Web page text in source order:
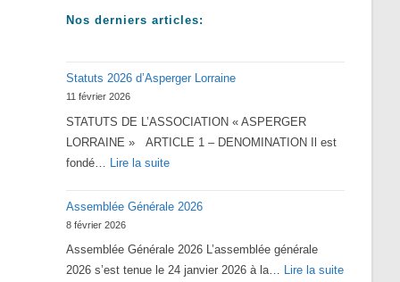
Nos derniers articles:
Statuts 2026 d’Asperger Lorraine
11 février 2026
STATUTS DE L’ASSOCIATION « ASPERGER
LORRAINE » ARTICLE 1 – DENOMINATION Il est
fondé… Lire la suite:
2026
Lorraine
Assemblée Générale 2026
8 février 2026
Assemblée Générale 2026 L’assemblée générale
2026 s’est tenue le 24 janvier 2026 à la… Lire la suite: